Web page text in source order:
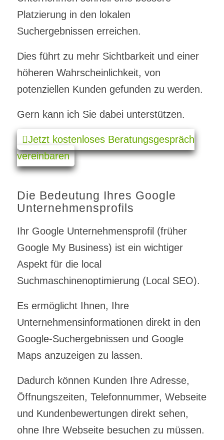
Platzierung in den lokalen
Suchergebnissen erreichen.
Dies führt zu mehr Sichtbarkeit und einer
höheren Wahrscheinlichkeit, von
potenziellen Kunden gefunden zu werden.
Gern kann ich Sie dabei unterstützen.
Jetzt kostenloses Beratungsgespräch
vereinbaren
Die Bedeutung Ihres Google
Unternehmensprofils
Ihr Google Unternehmensprofil (früher
Google My Business) ist ein wichtiger
Aspekt für die local
Suchmaschinenoptimierung (Local SEO).
Es ermöglicht Ihnen, Ihre
Unternehmensinformationen direkt in den
Google-Suchergebnissen und Google
Maps anzuzeigen zu lassen.
Dadurch können Kunden Ihre Adresse,
Öffnungszeiten, Telefonnummer, Webseite
und Kundenbewertungen direkt sehen,
ohne Ihre Webseite besuchen zu müssen.